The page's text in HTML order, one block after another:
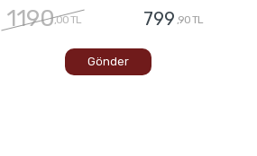
1190,00 TL 799 ,90 TL
Gönder